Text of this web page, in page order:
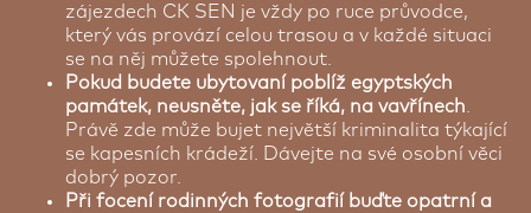
zájezdech CK SEN je vždy po ruce průvodce,
který vás provází celou trasou a v každé situaci
se na něj můžete spolehnout.
Pokud budete ubytovaní poblíž egyptských
památek, neusněte, jak se říká, na vavřínech
Právě zde může bujet největší kriminalita týkající
se kapesních krádeží. Dávejte na své osobní věci
dobrý pozor.
Při focení rodinných fotografií buďte opatrní a